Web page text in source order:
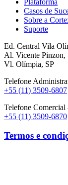
Casos de
Sobre a
Suporte
Ed. Central Vila
Al. Vicente Pinzon,
Vl. Olímpia, SP
Telefone
+55 (11) 3509-6807
Telefone Comercial
+55 (11) 3509-6870
Termos e